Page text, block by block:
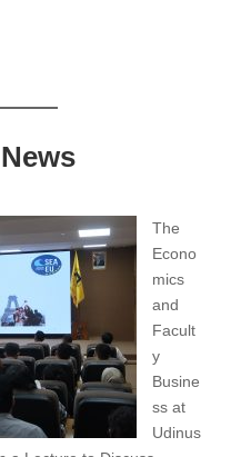
The
Econo
mics
and
Facult
y
Busine
ss at
Udinus